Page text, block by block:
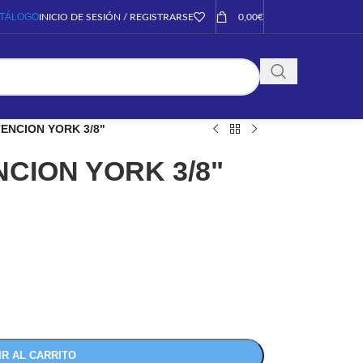
INICIO DE SESIÓN / REGISTRARSE 0,00€
YORK 3/8"
YORK 3/8"
AL CARRITO